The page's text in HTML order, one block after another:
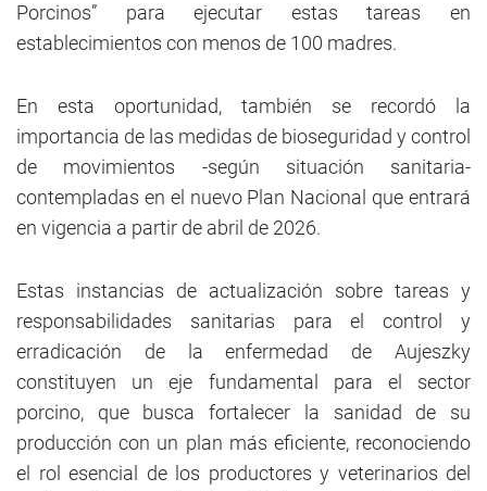
Porcinos” para ejecutar estas tareas en
establecimientos con menos de 100 madres.
En esta oportunidad, también se recordó la
importancia de las medidas de bioseguridad y control
de movimientos -según situación sanitaria-
contempladas en el nuevo Plan Nacional que entrará
en vigencia a partir de abril de 2026.
Estas instancias de actualización sobre tareas y
responsabilidades sanitarias para el control y
erradicación de la enfermedad de Aujeszky
constituyen un eje fundamental para el sector
porcino, que busca fortalecer la sanidad de su
producción con un plan más eficiente, reconociendo
el rol esencial de los productores y veterinarios del